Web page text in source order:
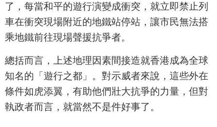
了，每當和平的遊行演變成衝突，就立即禁止列
車在衝突現場附近的地鐵站停站，讓市民無法搭
乘地鐵前往現場聲援抗爭者。
總括而言，上述地理因素間接造就香港成為全球
知名的「遊行之都」。對示威者來說，這些外在
條件如虎添翼，有助他們壯大抗爭的力量，但對
執政者而言，就當然不是件好事了。